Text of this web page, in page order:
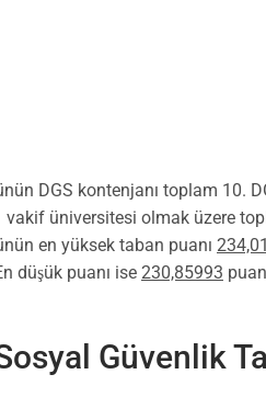
DGS kontenjanı toplam 10.
üniversitesi olmak üzere
en yüksek taban puanı
düşük puanı ise 230,85993
Güvenlik